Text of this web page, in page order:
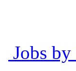
Jobs by